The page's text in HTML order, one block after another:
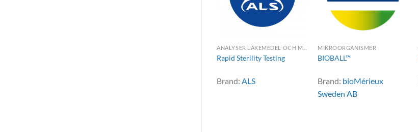
Rapid Sterility Testing
Brand:ALS
MIKROORGANISMER
BIOBALL™
Brand: bioMérieux
Sweden AB